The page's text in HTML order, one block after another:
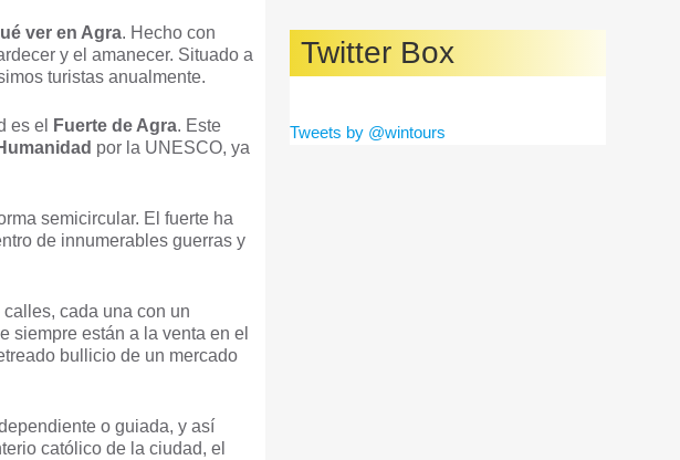
ver en Agra. Hecho con
y el amanecer. Situado a
turistas anualmente.
es el Fuerte de Agra. Este
por la UNESCO, ya
semicircular. El fuerte ha
de innumerables guerras y
cada una con un
siempre están a la venta en el
bullicio de un mercado
o guiada, y así
católico de la ciudad, el
Twitter Box
Tweets by @wintours